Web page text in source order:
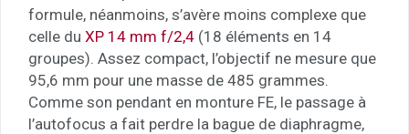
formule, néanmoins, s’avère moins complexe que
celle du XP 14 mm f/2,4 (18 éléments en 14
groupes). Assez compact, l’objectif ne mesure que
95,6 mm pour une masse de 485 grammes.
Comme son pendant en monture FE, le passage à
l’autofocus a fait perdre la bague de diaphragme,